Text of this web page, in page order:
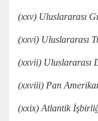
(xxv) Uluslararası
(xxvi) Uluslararası
(xxvii) Uluslararası
(xxviii) Pan
(xxix) Atlantik